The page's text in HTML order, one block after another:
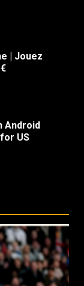
| Jouez
Android
US